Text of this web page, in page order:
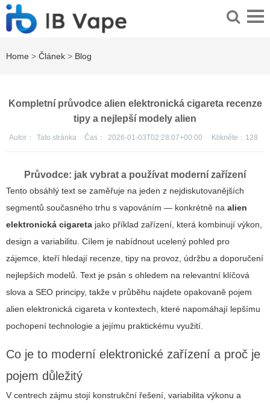
Home > Článek > Blog
Kompletní průvodce alien elektronická cigareta recenze
tipy a nejlepší modely alien
Autor： Tato stránka Čas： 2026-01-03T02:28:07+00:00 Klikněte： 128
Průvodce: jak vybrat a používat moderní zařízení
Tento obsáhlý text se zaměřuje na jeden z nejdiskutovanějších
segmentů současného trhu s vapováním — konkrétně na alien
elektronická cigareta jako příklad zařízení, která kombinují výkon,
design a variabilitu. Cílem je nabídnout ucelený pohled pro
zájemce, kteří hledají recenze, tipy na provoz, údržbu a doporučení
nejlepších modelů. Text je psán s ohledem na relevantní klíčová
slova a SEO principy, takže v průběhu najdete opakovaně pojem
alien elektronická cigareta v kontextech, které napomáhají lepšímu
pochopení technologie a jejímu praktickému využití.
Co je to moderní elektronické zařízení a proč je
pojem důležitý
V centrech zájmu stojí konstrukční řešení, variabilita výkonu a